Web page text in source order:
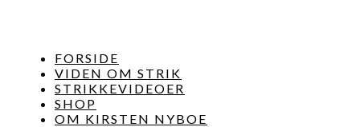
FORSIDE
VIDEN OM STRIK
STRIKKEVIDEOER
SHOP
OM KIRSTEN NYBOE